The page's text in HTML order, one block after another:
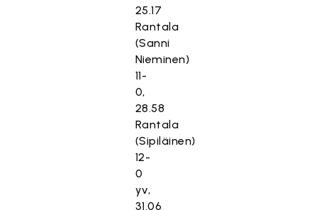
25.17
Rantala
(Sanni
Nieminen)
11-
0,
28.58
Rantala
(Sipiläinen)
12-
0
yv,
31.06